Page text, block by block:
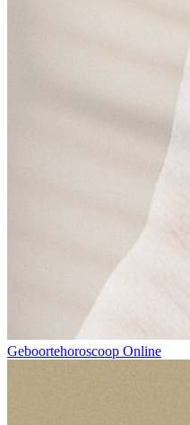
Geboortehoroscoop Online